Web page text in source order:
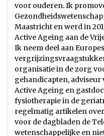
voor ouderen. Ik
Maastricht en werd in
Active Ageing aan de
Ik neem deel aan
organisatie in de zorg
gehandicapten,
Active Ageing en
fysiotherapie in de
regelmatig artikelen
voor de dagbladen de
wetenschappelijke en